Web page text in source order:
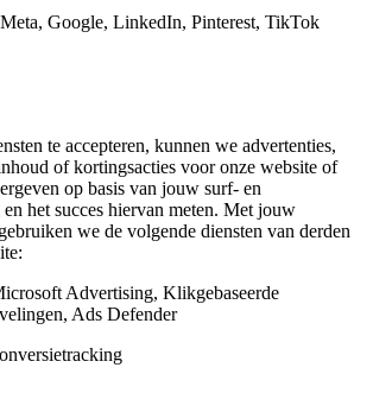
Google, LinkedIn, Pinterest, TikTok
te accepteren, kunnen we advertenties,
of kortingsacties voor onze website of
op basis van jouw surf- en
het succes hiervan meten. Met jouw
we de volgende diensten van derden
Advertising, Klikgebaseerde
Ads Defender